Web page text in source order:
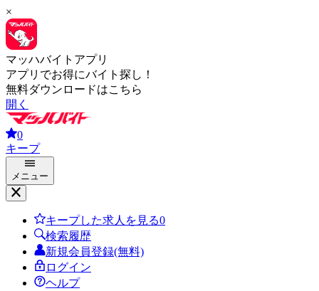
×
マッハバイトアプリ
アプリでお得にバイト探し！
無料ダウンロードはこちら
開く
0
キープ
メニュー
キープした求人を見る0
検索履歴
新規会員登録(無料)
ログイン
ヘルプ